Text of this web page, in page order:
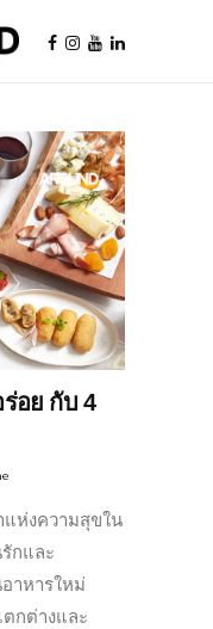
อย กับ 4
แห่งความสุขใน
กและ
าหารใหม่
กต่างและ